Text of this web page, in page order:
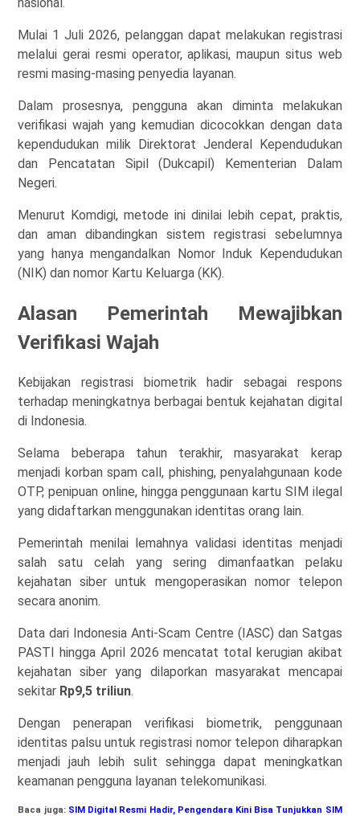
Mulai 1 Juli 2026, pelanggan dapat melakukan registrasi
melalui gerai resmi operator, aplikasi, maupun situs web
resmi masing-masing penyedia layanan.
Dalam prosesnya, pengguna akan diminta melakukan
verifikasi wajah yang kemudian dicocokkan dengan data
kependudukan milik Direktorat Jenderal Kependudukan
dan Pencatatan Sipil (Dukcapil) Kementerian Dalam
Negeri.
Menurut Komdigi, metode ini dinilai lebih cepat, praktis,
dan aman dibandingkan sistem registrasi sebelumnya
yang hanya mengandalkan Nomor Induk Kependudukan
(NIK) dan nomor Kartu Keluarga (KK).
Alasan Pemerintah Mewajibkan
Verifikasi Wajah
Kebijakan registrasi biometrik hadir sebagai respons
terhadap meningkatnya berbagai bentuk kejahatan digital
di Indonesia.
Selama beberapa tahun terakhir, masyarakat kerap
menjadi korban spam call, phishing, penyalahgunaan kode
OTP, penipuan online, hingga penggunaan kartu SIM ilegal
yang didaftarkan menggunakan identitas orang lain.
Pemerintah menilai lemahnya validasi identitas menjadi
salah satu celah yang sering dimanfaatkan pelaku
kejahatan siber untuk mengoperasikan nomor telepon
secara anonim.
Data dari Indonesia Anti-Scam Centre (IASC) dan Satgas
PASTI hingga April 2026 mencatat total kerugian akibat
kejahatan siber yang dilaporkan masyarakat mencapai
sekitar Rp9,5 triliun.
Dengan penerapan verifikasi biometrik, penggunaan
identitas palsu untuk registrasi nomor telepon diharapkan
menjadi jauh lebih sulit sehingga dapat meningkatkan
keamanan pengguna layanan telekomunikasi.
Baca juga: SIM Digital Resmi Hadir, Pengendara Kini Bisa Tunjukkan SIM